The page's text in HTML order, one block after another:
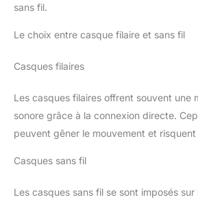
sans fil.
Le choix entre casque filaire et sans fil
Casques filaires
Les casques filaires offrent souvent une
sonore grâce à la connexion directe.
peuvent gêner le mouvement et risquent
Casques sans fil
Les casques sans fil se sont imposés